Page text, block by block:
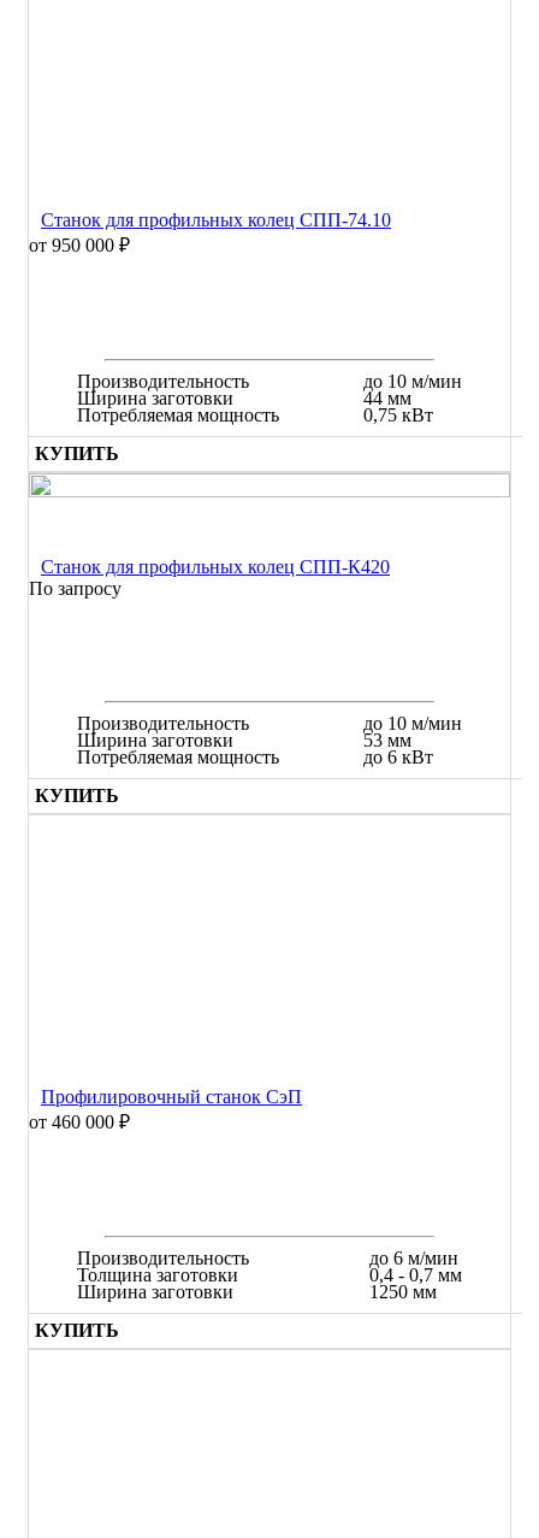
Станок для профильных колец СПП-74.10
от 950 000 ₽
Производительность
Ширина заготовки
Потребляемая мощность
до 10 м/мин
44 мм
0,75 кВт
КУПИТЬ
Станок для профильных колец СПП-К420
По запросу
Производительность
Ширина заготовки
Потребляемая мощность
до 10 м/мин
53 мм
до 6 кВт
КУПИТЬ
Профилировочный станок СэП
от 460 000 ₽
Производительность
Толщина заготовки
Ширина заготовки
до 6 м/мин
0,4 - 0,7 мм
1250 мм
КУПИТЬ